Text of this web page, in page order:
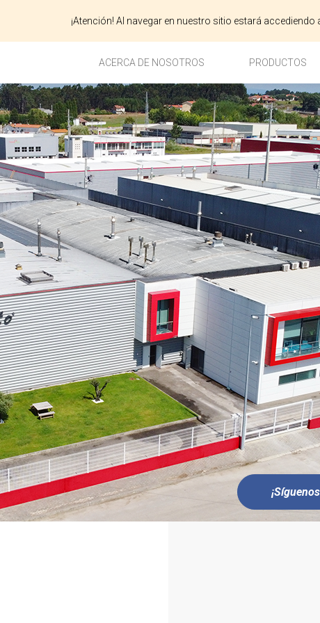
¡Atención! Al navegar en nuestro sitio estará
ACERCA DE NOSOTROS PRODUCTOS